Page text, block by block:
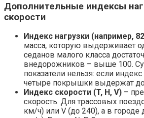
Дополнительные индексы
скорости
Индекс нагрузки (например,
масса, которую выдерживает
седанов малого класса
внедорожников – выше 100.
показатели нельзя: если индекс
четыре покрышки выдержат до
Индекс скорости (T, H, V) –
скорость. Для трассовых
км/ч) или V (до 240), а в городе